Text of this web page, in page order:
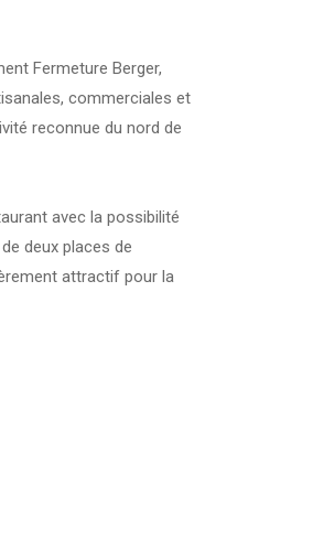
Fermeture Berger,
commerciales et
reconnue du nord de
avec la possibilité
deux places de
attractif pour la